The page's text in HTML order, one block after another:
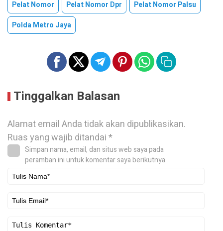
Pelat Nomor Pelat Nomor Dpr
Pelat Nomor Palsu
Polda Metro Jaya
Tinggalkan Balasan
Alamat email Anda tidak akan dipublikasikan.
Ruas yang wajib ditandai*
Simpan nama, email, dan situs web saya pada
peramban ini untuk komentar saya berikutnya.